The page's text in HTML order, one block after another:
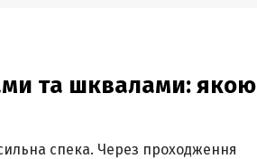
та шквалами: якою
спека. Через проходження